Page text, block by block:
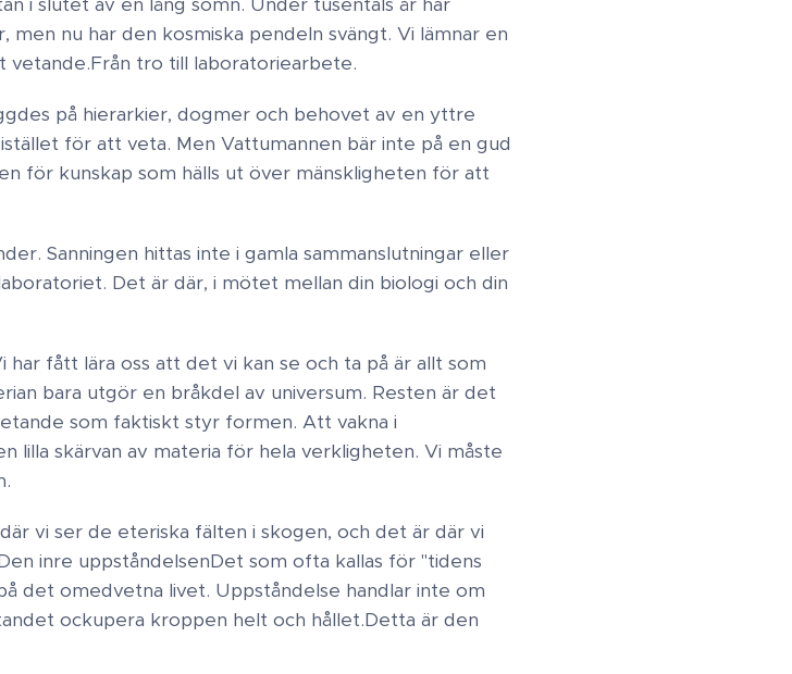
nu har den kosmiska pendeln svängt. Vi lämnar en
​Från tro till laboratoriearbete ​.
på hierarkier, dogmer och behovet av en yttre
för att veta. Men Vattumannen bär inte på en gud
för kunskap som hälls ut över mänskligheten för att
Sanningen hittas inte i gamla sammanslutningar eller
Det är där, i mötet mellan din biologi och din
fått lära oss att det vi kan se och ta på är allt som
bara utgör en bråkdel av universum. Resten är det
som faktiskt styr formen. ​ Att vakna i
lilla skärvan av materia för hela verkligheten. Vi måste
vi ser de eteriska fälten i skogen, och det är där vi
inre uppståndelsen ​Det som ofta kallas för "tidens
det omedvetna livet. Uppståndelse handlar inte om
ockupera kroppen helt och hållet. ​Detta är den